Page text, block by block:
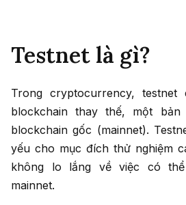
Testnet là gì?
Trong cryptocurrency,
blockchain thay thế, một
blockchain gốc (mainnet).
yếu cho mục đích thử nghiệm
không lo lắng về việc có
mainnet.